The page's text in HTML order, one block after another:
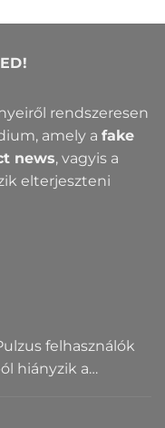
rendszeresen
amely a fake
news, vagyis a
elterjeszteni
felhasználók
hiányzik a